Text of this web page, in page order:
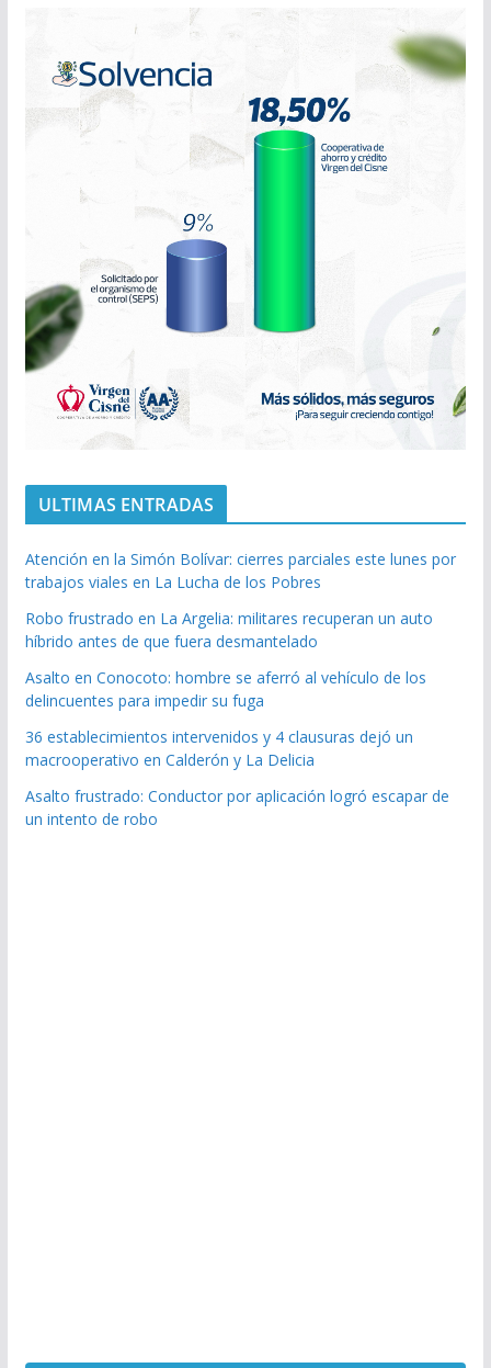
ULTIMAS ENTRADAS
Atención en la Simón Bolívar: cierres parciales este lunes por
trabajos viales en La Lucha de los Pobres
Robo frustrado en La Argelia: militares recuperan un auto
híbrido antes de que fuera desmantelado
Asalto en Conocoto: hombre se aferró al vehículo de los
delincuentes para impedir su fuga
36 establecimientos intervenidos y 4 clausuras dejó un
macrooperativo en Calderón y La Delicia
Asalto frustrado: Conductor por aplicación logró escapar de
un intento de robo